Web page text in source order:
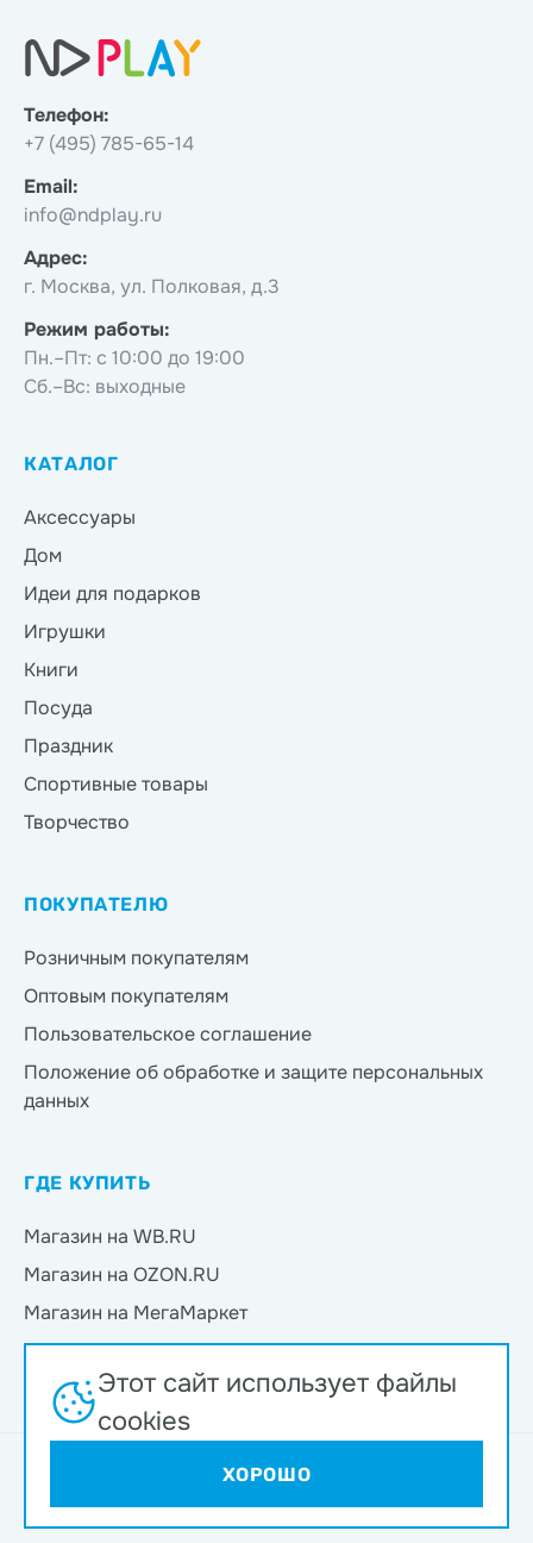
Телефон:
+7 (495) 785-65-14
Email:
info@ndplay.ru
Адрес:
г. Москва, ул. Полковая, д.3
Режим работы:
Пн.–Пт: с 10:00 до 19:00
Сб.–Вс: выходные
КАТАЛОГ
Аксессуары
Дом
Идеи для подарков
Игрушки
Книги
Посуда
Праздник
Спортивные товары
Творчество
ПОКУПАТЕЛЮ
Розничным покупателям
Оптовым покупателям
Пользовательское соглашение
Положение об обработке и защите персональных
данных
ГДЕ КУПИТЬ
Магазин на WB.RU
Магазин на OZON.RU
Магазин на МегаМаркет
Магазин на Яндекс.Маркет
Магазин на Магнит Маркет
Интернет-магазин ND Play © 2026
Этот сайт использует файлы
cookies
ХОРОШО